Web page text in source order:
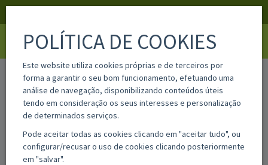
home wt200cl
POLÍTICA DE COOKIES
Este website utiliza cookies próprias e de terceiros por
forma a garantir o seu bom funcionamento, efetuando uma
análise de navegação, disponibilizando conteúdos úteis
tendo em consideração os seus interesses e personalização
de determinados serviços.
Pode aceitar todas as cookies clicando em "aceitar tudo", ou
configurar/recusar o uso de cookies clicando posteriormente
em "salvar".